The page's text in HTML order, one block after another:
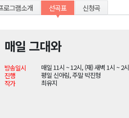
공동체"
동 연설회
복원 재개
대 불편
로그램소개 선곡표 신청곡
매일 그대와
방송일시
매일 11시 ~ 12시, (재) 새벽 1시 ~ 2시
진행
평일 신아림, 주말 박진형
작가
최유지